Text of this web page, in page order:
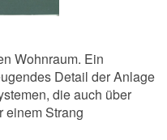
Wohnraum. Ein
Detail der Anlage
die auch über
einem Strang